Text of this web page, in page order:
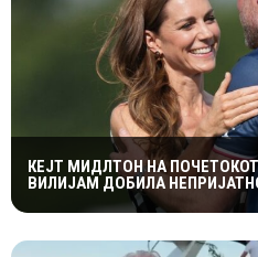
КЕЈТ МИДЛТОН НА
ВИЛИЈАМ ДОБИЛА
МАЖИШ ВО ПОГРЕШНО